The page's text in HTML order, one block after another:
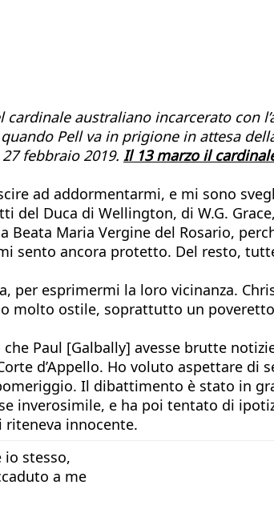
australiano incarcerato con
Pell va in prigione in attesa
febbraio 2019. Il 13 marzo il
ad addormentarmi, e mi sono
del Duca di Wellington, di W.G.
Maria Vergine del Rosario,
sento ancora protetto. Del resto,
per esprimermi la loro vicinanza.
molto ostile, soprattutto un
Paul [Galbally] avesse brutte
d’Appello. Ho voluto aspettare di
Il dibattimento è stato in
inverosimile, e ha poi tentato di
riteneva innocente.
stesso,
a me